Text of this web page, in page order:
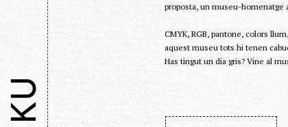
proposta, un museu-homenatge
CMYK, RGB, pantone, colors
aquest museu tots hi tenen
Has tingut un dia gris? Vine al